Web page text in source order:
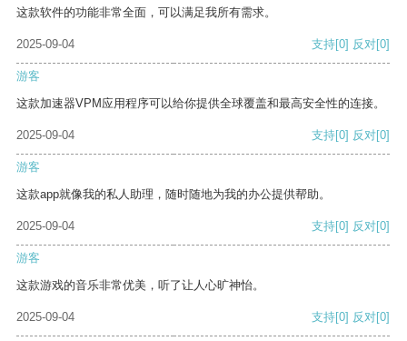
这款软件的功能非常全面，可以满足我所有需求。
2025-09-04 支持[0] 反对[0]
游客
这款加速器VPM应用程序可以给你提供全球覆盖和最高安全性的连接。
2025-09-04 支持[0] 反对[0]
游客
这款app就像我的私人助理，随时随地为我的办公提供帮助。
2025-09-04 支持[0] 反对[0]
游客
这款游戏的音乐非常优美，听了让人心旷神怡。
2025-09-04 支持[0] 反对[0]